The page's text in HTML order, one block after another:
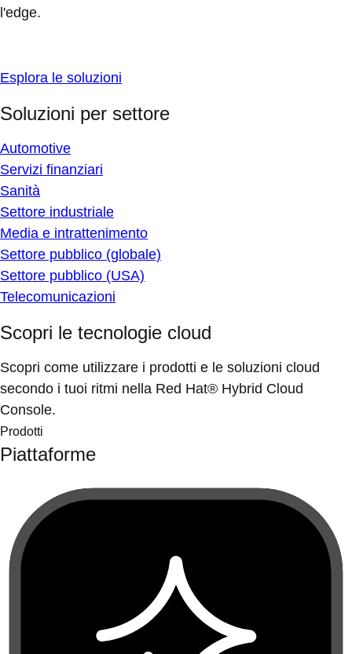
l'edge.
Esplora le soluzioni
Soluzioni per settore
Automotive
Servizi finanziari
Sanità
Settore industriale
Media e intrattenimento
Settore pubblico (globale)
Settore pubblico (USA)
Telecomunicazioni
Scopri le tecnologie cloud
Scopri come utilizzare i prodotti e le soluzioni cloud
secondo i tuoi ritmi nella Red Hat® Hybrid Cloud
Console.
Prodotti
Piattaforme